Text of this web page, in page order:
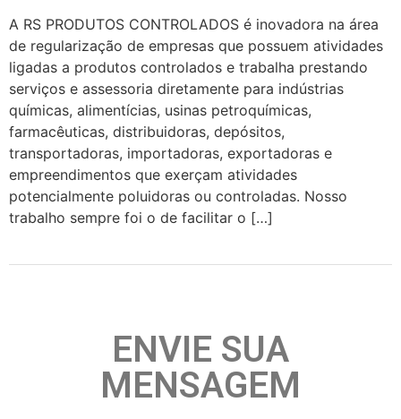
A RS PRODUTOS CONTROLADOS é inovadora na área
de regularização de empresas que possuem atividades
ligadas a produtos controlados e trabalha prestando
serviços e assessoria diretamente para indústrias
químicas, alimentícias, usinas petroquímicas,
farmacêuticas, distribuidoras, depósitos,
transportadoras, importadoras, exportadoras e
empreendimentos que exerçam atividades
potencialmente poluidoras ou controladas. Nosso
trabalho sempre foi o de facilitar o […]
ENVIE SUA
MENSAGEM